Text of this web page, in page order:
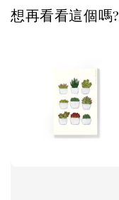
想再看看這個嗎?